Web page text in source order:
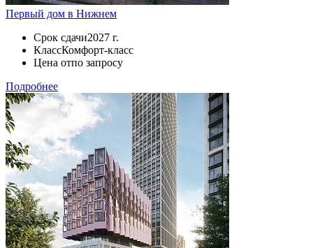
Первый дом в Нижнем
Срок сдачи2027 г.
КлассКомфорт-класс
Цена отпо запросу
Подробнее